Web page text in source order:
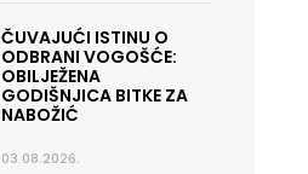
ČUVAJUĆI ISTINU O
ODBRANI VOGOŠĆE:
OBILJEŽENA
GODIŠNJICA BITKE ZA
NABOŽIĆ
03.08.2026.